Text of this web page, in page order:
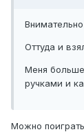
Оттуда и
Меня
ручками и
Можно